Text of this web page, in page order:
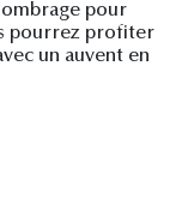
pour
pourrez profiter
un auvent en